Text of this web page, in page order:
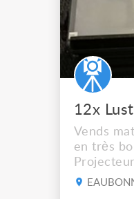
Vends
en très
de filtre